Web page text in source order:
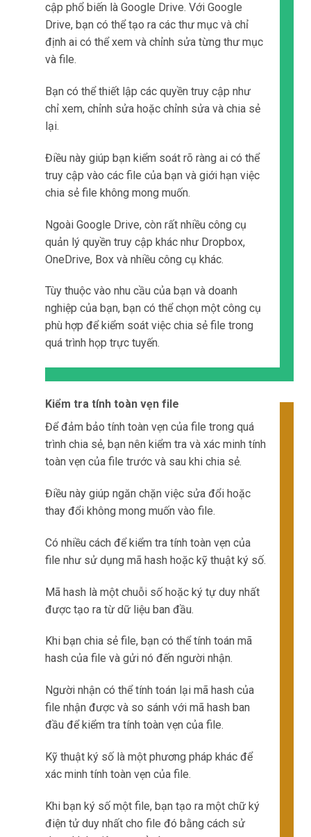
cập phổ biến là Google Drive. Với Google
Drive, bạn có thể tạo ra các thư mục và chỉ
định ai có thể xem và chỉnh sửa từng thư mục
và file.
Bạn có thể thiết lập các quyền truy cập như
chỉ xem, chỉnh sửa hoặc chỉnh sửa và chia sẻ
lại.
Điều này giúp bạn kiểm soát rõ ràng ai có thể
truy cập vào các file của bạn và giới hạn việc
chia sẻ file không mong muốn.
Ngoài Google Drive, còn rất nhiều công cụ
quản lý quyền truy cập khác như Dropbox,
OneDrive, Box và nhiều công cụ khác.
Tùy thuộc vào nhu cầu của bạn và doanh
nghiệp của bạn, bạn có thể chọn một công cụ
phù hợp để kiểm soát việc chia sẻ file trong
quá trình họp trực tuyến.
Kiểm tra tính toàn vẹn file
Để đảm bảo tính toàn vẹn của file trong quá
trình chia sẻ, bạn nên kiểm tra và xác minh tính
toàn vẹn của file trước và sau khi chia sẻ.
Điều này giúp ngăn chặn việc sửa đổi hoặc
thay đổi không mong muốn vào file.
Có nhiều cách để kiểm tra tính toàn vẹn của
file như sử dụng mã hash hoặc kỹ thuật ký số.
Mã hash là một chuỗi số hoặc ký tự duy nhất
được tạo ra từ dữ liệu ban đầu.
Khi bạn chia sẻ file, bạn có thể tính toán mã
hash của file và gửi nó đến người nhận.
Người nhận có thể tính toán lại mã hash của
file nhận được và so sánh với mã hash ban
đầu để kiểm tra tính toàn vẹn của file.
Kỹ thuật ký số là một phương pháp khác để
xác minh tính toàn vẹn của file.
Khi bạn ký số một file, bạn tạo ra một chữ ký
điện tử duy nhất cho file đó bằng cách sử